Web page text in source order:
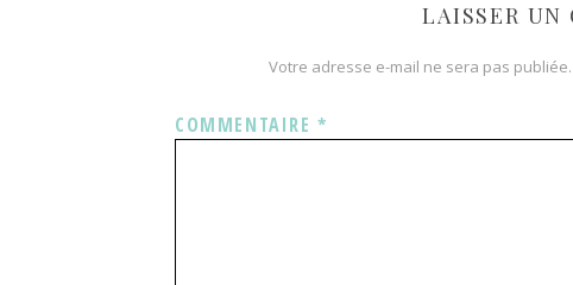
LAISSER UN
Votre adresse e-mail ne sera pas publiée.
COMMENTAIRE*